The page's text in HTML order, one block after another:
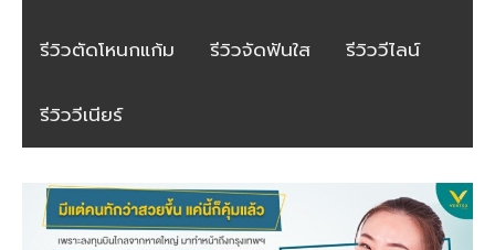
รีวิวตัดโหนกแก้ม รีวิวจัดฟันใส รีวิววีไลน์
รีวิววีเนียร์